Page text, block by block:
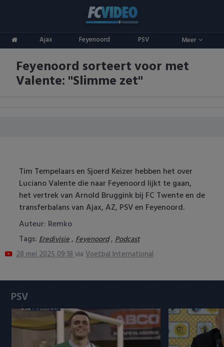
Ajax Feyenoord PSV Meer
ADO Den Haag
Ajax
FC Utrecht
Feyenoord
Heracles Almelo
NAC Breda
PEC Zwolle
PSV
Roda JC
Competities
Eredivisie
Champions League
Europa League
Conference League
Oranje
Feyenoord sorteert voor met
Valente: "Slimme zet"
Tim Tempelaars en Sjoerd Keizer hebben het over
Luciano Valente die naar Feyenoord lijkt te gaan,
het vertrek van Arnold Bruggink bij FC Twente en de
transferbalans van Ajax, AZ, PSV en Feyenoord.
Auteur: Remko
Tags: Eredivisie, Feyenoord, Podcast
28 mei 2025 09:18via Voetbal International
PSV